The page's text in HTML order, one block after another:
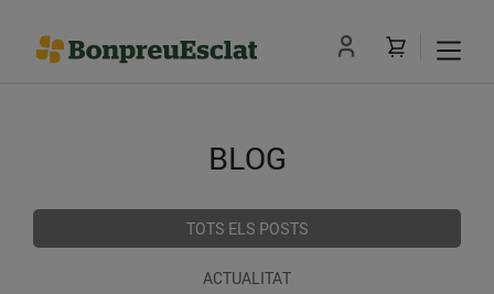
BLOG
TOTS ELS POSTS
ACTUALITAT